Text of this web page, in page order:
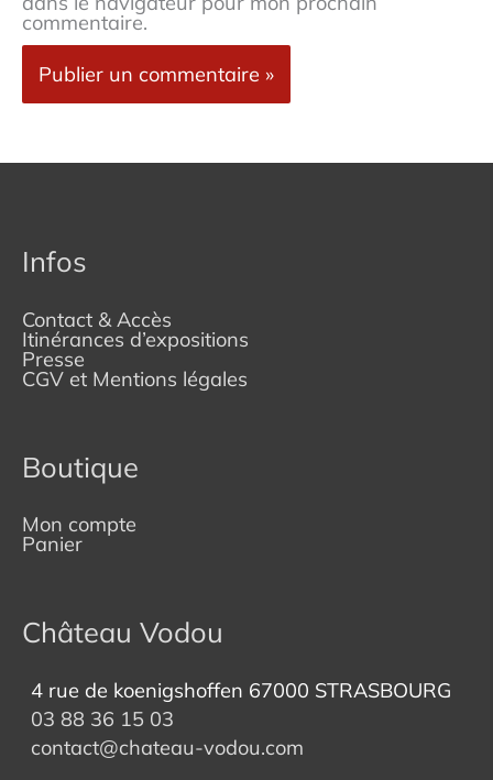
commentaire.
Infos
Contact & Accès
Itinérances d’expositions
Presse
CGV et Mentions légales
Boutique
Mon compte
Panier
Château Vodou
4 rue de koenigshoffen 67000 STRASBOURG
03 88 36 15 03
contact@chateau-vodou.com